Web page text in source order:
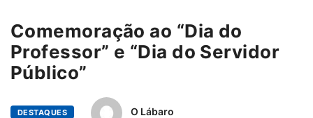
Comemoração ao “Dia do
Professor” e “Dia do Servidor
Público”
DESTAQUES O Lábaro